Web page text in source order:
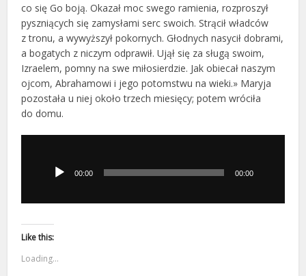
co się Go boją. Okazał moc swego ramienia, rozproszył
pyszniących się zamysłami serc swoich. Strącił władców
z tronu, a wywyższył pokornych. Głodnych nasycił dobrami,
a bogatych z niczym odprawił. Ujął się za sługą swoim,
Izraelem, pomny na swe miłosierdzie. Jak obiecał naszym
ojcom, Abrahamowi i jego potomstwu na wieki.» Maryja
pozostała u niej około trzech miesięcy; potem wróciła
do domu.
dźwiękowych00:00 00:00
Like this:
Loading...